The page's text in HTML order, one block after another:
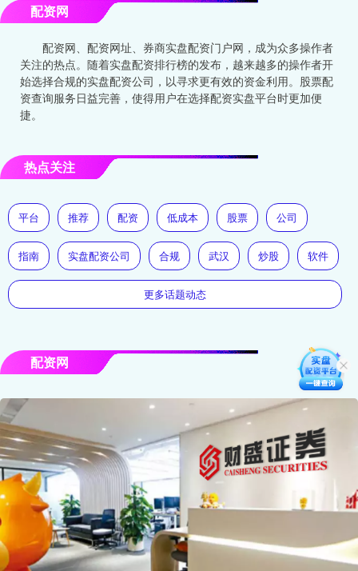
配资网
配资网、配资网址、券商实盘配资门户网，成为众多操作者
关注的热点。随着实盘配资排行榜的发布，越来越多的操作者开
始选择合规的实盘配资公司，以寻求更有效的资金利用。股票配
资查询服务日益完善，使得用户在选择配资实盘平台时更加便
捷。
热点关注
平台 推荐 配资 低成本 股票 公司
指南 实盘配资公司 合规 武汉 炒股 软件
更多话题动态
配资网